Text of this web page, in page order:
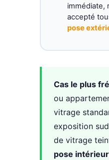
immédiate,
accepté
pose
Cas le plus
ou
vitrage
exposition
de vitrage
pose